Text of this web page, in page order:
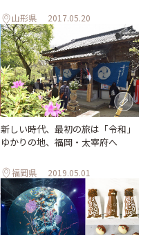
山形県 2017.05.20
新しい時代、最初の旅は「令和」
ゆかりの地、福岡・太宰府へ
福岡県 2019.05.01